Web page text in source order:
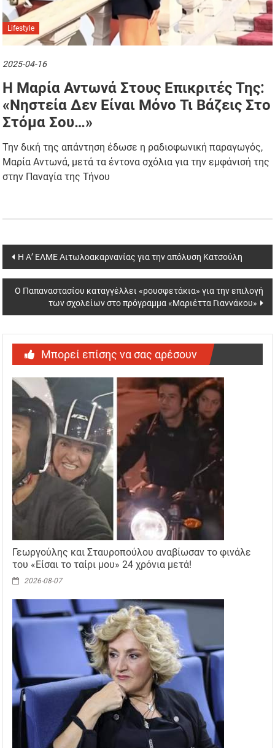
Lifestyle
2025-04-16
H Μαρία Αντωνά Στους Επικριτές Της:
«Νηστεία Δεν Είναι Μόνο Τι Βάζεις Στο
Στόμα Σου…»
Την δική της απάντηση έδωσε η ραδιοφωνική παραγωγός,
Μαρία Αντωνά, μετά τα έντονα σχόλια για την εμφάνισή της
στην Παναγία της Τήνου
Post
navigation
Η Α’ ΕΛΜΕ Αιτωλοακαρνανίας για την απόλυση Κατσούλη
Ο Παπαναστασίου καταγγέλλει «ρουσφετάκια» για την επιλογή
των σχολείων στο πρόγραμμα «Μαριέττα Γιαννάκου»
Μπορεί επίσης να σας αρέσουν
Γεωργούλης και Σταυροπούλου αναβίωσαν το φινάλε
του «Είσαι το ταίρι μου» 24 χρόνια μετά!
2026-08-07